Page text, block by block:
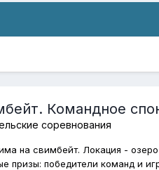
Командное
соревнования
на свимбейт. Локация -
призы: победители команд и